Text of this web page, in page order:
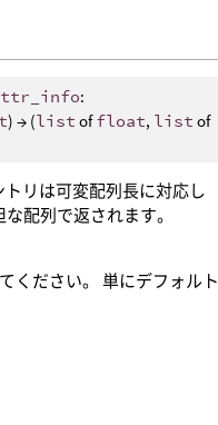
:
) → (list offloat, list of
リは可変配列長に対応し
配列で返されます。
ください。 単にデフォルト